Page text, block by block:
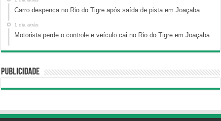
Carro despenca no Rio do Tigre após saída de pista em Joaçaba
1 dia atrás
Motorista perde o controle e veículo cai no Rio do Tigre em Joaçaba
Publicidade